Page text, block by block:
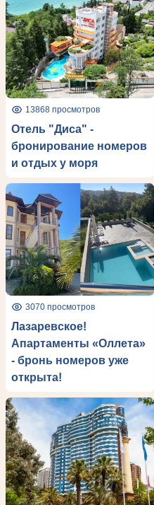
13868 просмотров
Отель "Диса" -
бронирование номеров
и отдых у моря
3070 просмотров
Лазаревское!
Апартаменты «Оллета»
- бронь номеров уже
открыта!